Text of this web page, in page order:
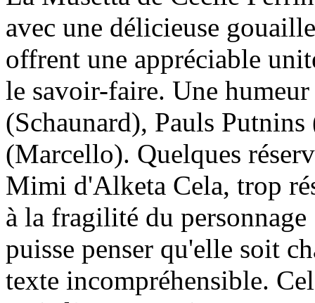
avec une délicieuse
offrent une appréciable
le savoir-faire. Une
(Schaunard), Pauls
(Marcello). Quelques
Mimi d'Alketa Cela, trop
à la fragilité du personnage
puisse penser qu'elle soit
texte incompréhensible.